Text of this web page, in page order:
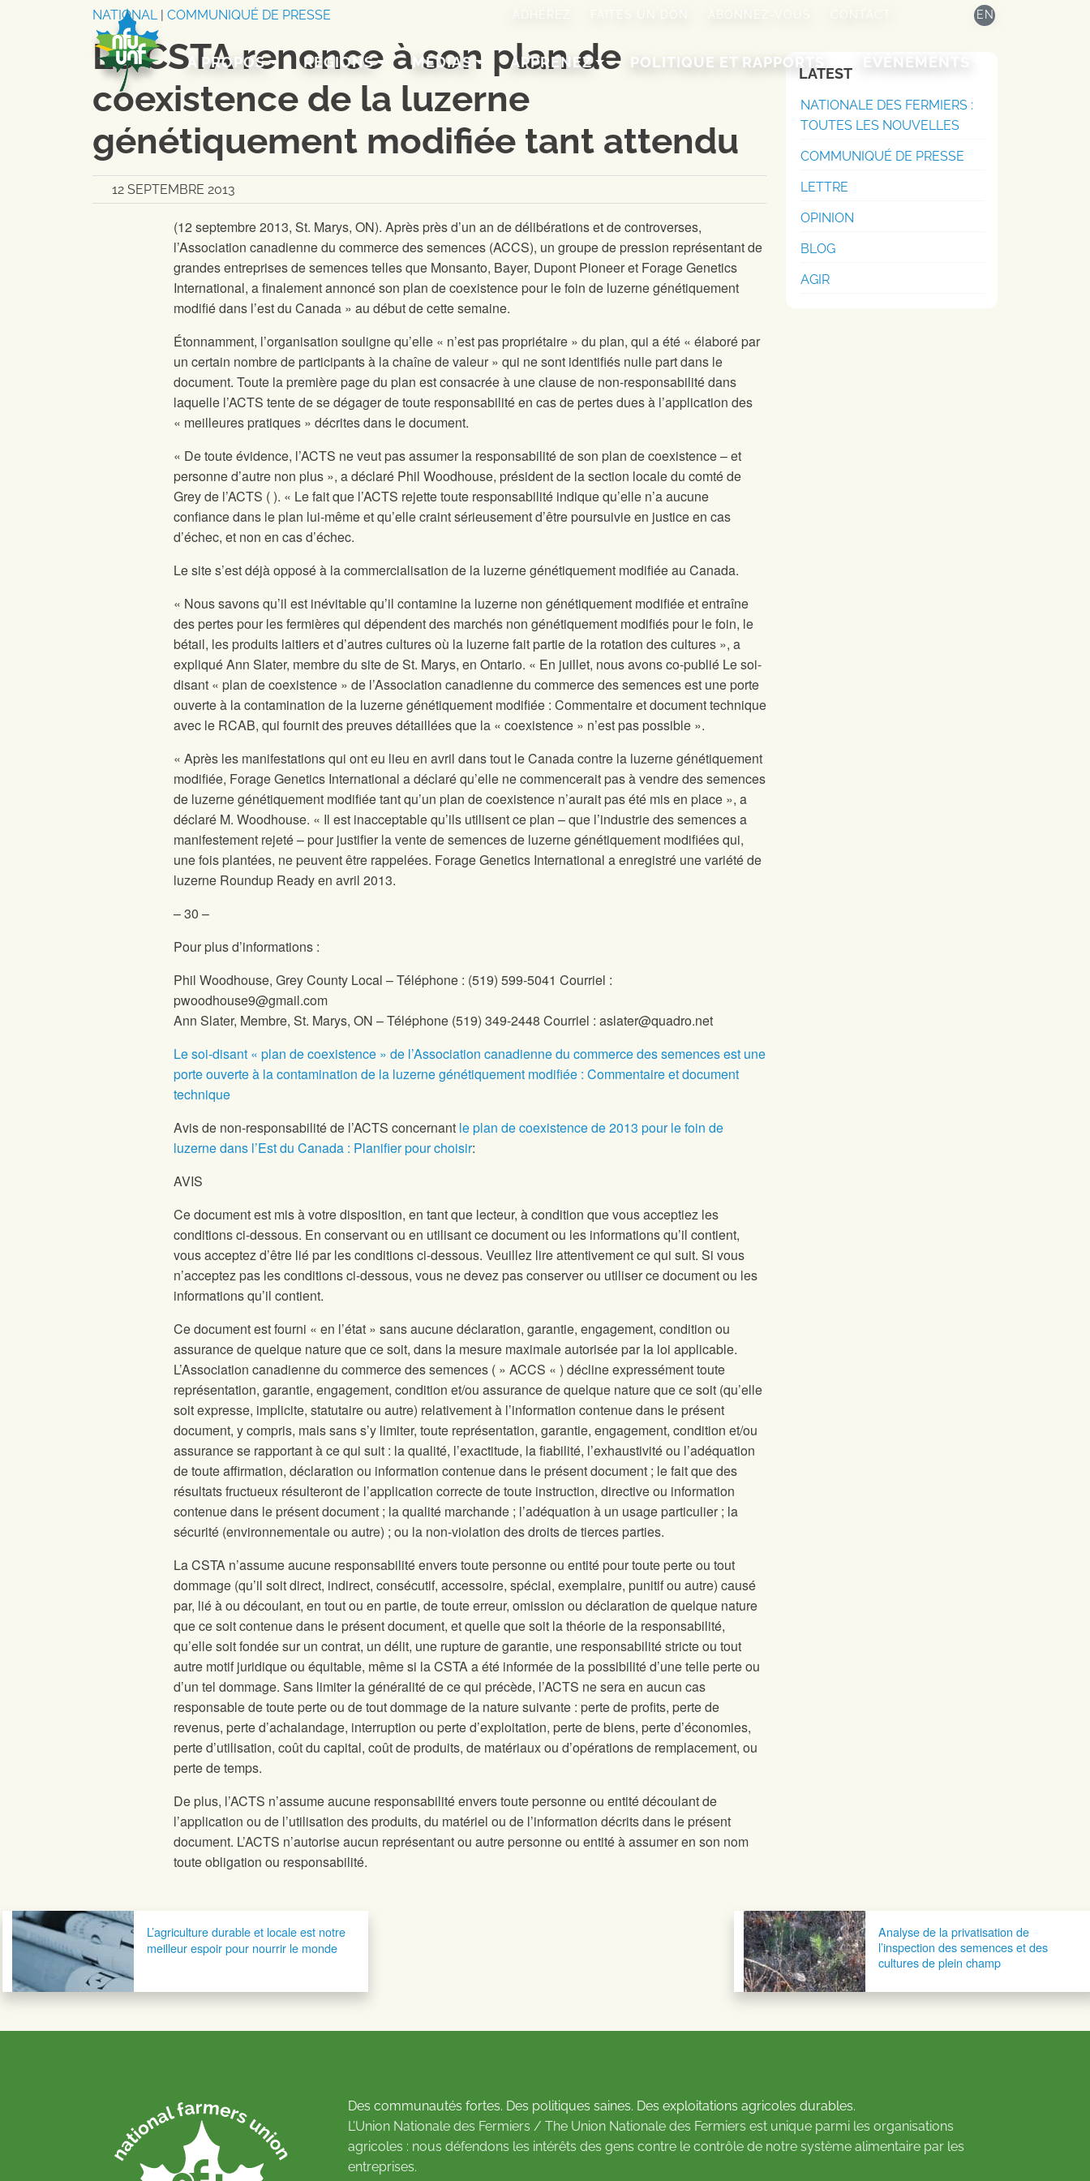
ADHÉREZ ABONNEZ-VOUS EN
A PROPOS RÉGIONS MÉDIAS APPRENEZ POLITIQUE ET RAPPORTS ÉVÉNEMENTS
NATIONAL| COMMUNIQUÉ DE PRESSE
Le CSTA renonce à son plan de
coexistence de la luzerne
génétiquement modifiée tant attendu
12 SEPTEMBRE 2013
(12 septembre 2013, St. Marys, ON). Après près d’un an de délibérations et de controverses,
l’Association canadienne du commerce des semences (ACCS), un groupe de pression représentant de
grandes entreprises de semences telles que Monsanto, Bayer, Dupont Pioneer et Forage Genetics
International, a finalement annoncé son plan de coexistence pour le foin de luzerne génétiquement
modifié dans l’est du Canada » au début de cette semaine.
Étonnamment, l’organisation souligne qu’elle « n’est pas propriétaire » du plan, qui a été « élaboré par
un certain nombre de participants à la chaîne de valeur » qui ne sont identifiés nulle part dans le
document. Toute la première page du plan est consacrée à une clause de non-responsabilité dans
laquelle l’ACTS tente de se dégager de toute responsabilité en cas de pertes dues à l’application des
« meilleures pratiques » décrites dans le document.
« De toute évidence, l’ACTS ne veut pas assumer la responsabilité de son plan de coexistence – et
personne d’autre non plus », a déclaré Phil Woodhouse, président de la section locale du comté de
Grey de l’ACTS (). « Le fait que l’ACTS rejette toute responsabilité indique qu’elle n’a aucune
confiance dans le plan lui-même et qu’elle craint sérieusement d’être poursuivie en justice en cas
d’échec, et non en cas d’échec.
Le sites’est déjà opposé à la commercialisation de la luzerne génétiquement modifiée au Canada.
« Nous savons qu’il est inévitable qu’il contamine la luzerne non génétiquement modifiée et entraîne
des pertes pour les fermières qui dépendent des marchés non génétiquement modifiés pour le foin, le
bétail, les produits laitiers et d’autres cultures où la luzerne fait partie de la rotation des cultures », a
expliqué Ann Slater, membre du sitede St. Marys, en Ontario. « En juillet, nous avons co-publié Le soi-
disant « plan de coexistence » de l’Association canadienne du commerce des semences est une porte
ouverte à la contamination de la luzerne génétiquement modifiée : Commentaire et document technique
avec le RCAB, qui fournit des preuves détaillées que la « coexistence » n’est pas possible ».
« Après les manifestations qui ont eu lieu en avril dans tout le Canada contre la luzerne génétiquement
modifiée, Forage Genetics International a déclaré qu’elle ne commencerait pas à vendre des semences
de luzerne génétiquement modifiée tant qu’un plan de coexistence n’aurait pas été mis en place », a
déclaré M. Woodhouse. « Il est inacceptable qu’ils utilisent ce plan – que l’industrie des semences a
manifestement rejeté – pour justifier la vente de semences de luzerne génétiquement modifiées qui,
une fois plantées, ne peuvent être rappelées. Forage Genetics International a enregistré une variété de
luzerne Roundup Ready en avril 2013.
– 30 –
Pour plus d’informations :
Phil Woodhouse, Grey County Local – Téléphone : (519) 599-5041 Courriel :
pwoodhouse9@gmail.com
Ann Slater, Membre, St. Marys, ON – Téléphone (519) 349-2448 Courriel : aslater@quadro.net
Le soi-disant « plan de coexistence » de l’Association canadienne du commerce des semences est une
porte ouverte à la contamination de la luzerne génétiquement modifiée : Commentaire et document
technique
Avis de non-responsabilité de l’ACTS concernant le plan de coexistence de 2013 pour le foin de
luzerne dans l’Est du Canada : Planifier pour choisir:
AVIS
Ce document est mis à votre disposition, en tant que lecteur, à condition que vous acceptiez les
conditions ci-dessous. En conservant ou en utilisant ce document ou les informations qu’il contient,
vous acceptez d’être lié par les conditions ci-dessous. Veuillez lire attentivement ce qui suit. Si vous
n’acceptez pas les conditions ci-dessous, vous ne devez pas conserver ou utiliser ce document ou les
informations qu’il contient.
Ce document est fourni « en l’état » sans aucune déclaration, garantie, engagement, condition ou
assurance de quelque nature que ce soit, dans la mesure maximale autorisée par la loi applicable.
L’Association canadienne du commerce des semences ( » ACCS « ) décline expressément toute
représentation, garantie, engagement, condition et/ou assurance de quelque nature que ce soit (qu’elle
soit expresse, implicite, statutaire ou autre) relativement à l’information contenue dans le présent
document, y compris, mais sans s’y limiter, toute représentation, garantie, engagement, condition et/ou
assurance se rapportant à ce qui suit : la qualité, l’exactitude, la fiabilité, l’exhaustivité ou l’adéquation
de toute affirmation, déclaration ou information contenue dans le présent document ; le fait que des
résultats fructueux résulteront de l’application correcte de toute instruction, directive ou information
contenue dans le présent document ; la qualité marchande ; l’adéquation à un usage particulier ; la
sécurité (environnementale ou autre) ; ou la non-violation des droits de tierces parties.
La CSTA n’assume aucune responsabilité envers toute personne ou entité pour toute perte ou tout
dommage (qu’il soit direct, indirect, consécutif, accessoire, spécial, exemplaire, punitif ou autre) causé
par, lié à ou découlant, en tout ou en partie, de toute erreur, omission ou déclaration de quelque nature
que ce soit contenue dans le présent document, et quelle que soit la théorie de la responsabilité,
qu’elle soit fondée sur un contrat, un délit, une rupture de garantie, une responsabilité stricte ou tout
autre motif juridique ou équitable, même si la CSTA a été informée de la possibilité d’une telle perte ou
d’un tel dommage. Sans limiter la généralité de ce qui précède, l’ACTS ne sera en aucun cas
responsable de toute perte ou de tout dommage de la nature suivante : perte de profits, perte de
revenus, perte d’achalandage, interruption ou perte d’exploitation, perte de biens, perte d’économies,
perte d’utilisation, coût du capital, coût de produits, de matériaux ou d’opérations de remplacement, ou
perte de temps.
De plus, l’ACTS n’assume aucune responsabilité envers toute personne ou entité découlant de
l’application ou de l’utilisation des produits, du matériel ou de l’information décrits dans le présent
document. L’ACTS n’autorise aucun représentant ou autre personne ou entité à assumer en son nom
toute obligation ou responsabilité.
LATEST
NATIONALE DES FERMIERS :
TOUTES LES NOUVELLES
COMMUNIQUÉ DE PRESSE
LETTRE
OPINION
BLOG
AGIR
Navigation postaleL’agriculture durable et locale est notre
meilleur espoir pour nourrir le monde
Analyse de la privatisation de
l’inspection des semences et des
cultures de plein champ
Des communautés fortes. Des politiques saines. Des exploitations agricoles durables.
L’Union Nationale des Fermiers / The Union Nationale des Fermiers est unique parmi les organisations
agricoles : nous défendons les intérêts des gens contre le contrôle de notre système alimentaire par les
entreprises.